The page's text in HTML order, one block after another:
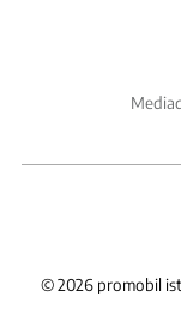
©2026 promobil